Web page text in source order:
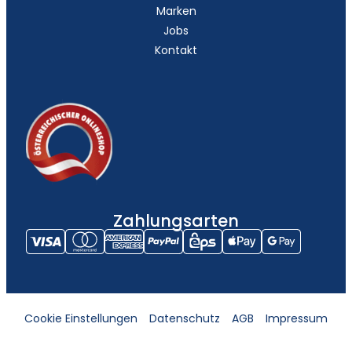
Marken
Jobs
Kontakt
Zahlungsarten
Cookie Einstellungen Datenschutz AGB Impressum